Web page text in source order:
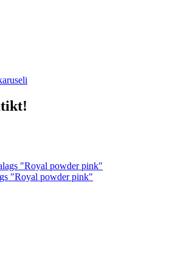
"Royal powder pink"